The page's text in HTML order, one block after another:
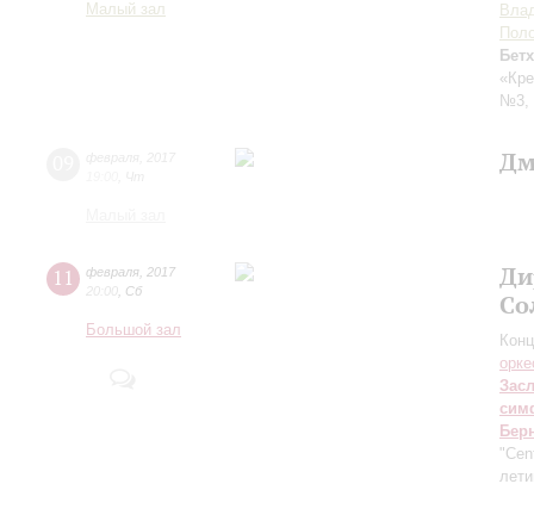
Малый зал
№3,
11 февраля 2017
20:00 Сб
Большой зал